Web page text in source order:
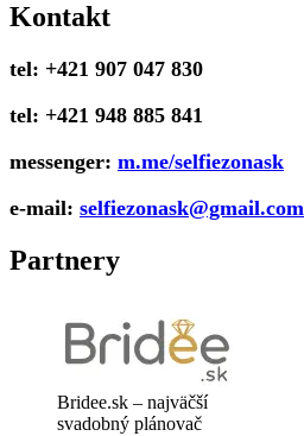
Kontakt
tel: +421 907 047 830
tel: +421 948 885 841
messenger: m.me/selfiezonask
e-mail: selfiezonask@gmail.com
Partnery
Bridee.sk – najväčší
svadobný plánovač